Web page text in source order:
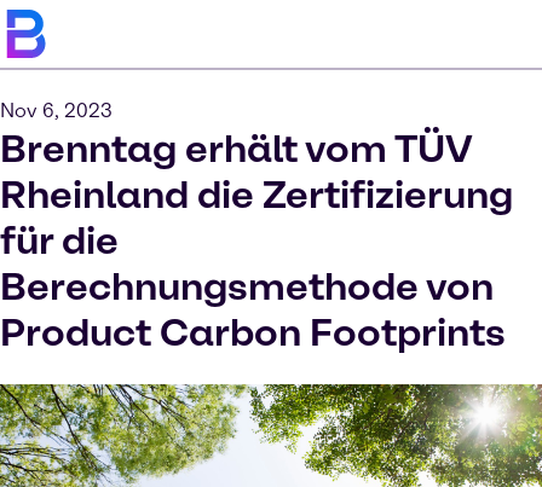
Nov 6, 2023
Brenntag erhält vom TÜV
Rheinland die Zertifizierung
für die
Berechnungsmethode von
Product Carbon Footprints